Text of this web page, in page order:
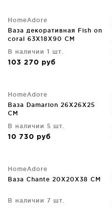
HomeAdore
Ваза декоративная Fish on
coral 63X18X90 CM
В наличии 1 шт.
103 270 руб
HomeAdore
Ваза Damarion 26X26X25
CM
В наличии 5 шт.
10 730 руб
HomeAdore
Ваза Chante 20X20X38 CM
В наличии 7 шт.